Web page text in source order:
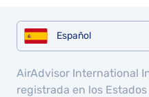
Español
AirAdvisor International
registrada en los